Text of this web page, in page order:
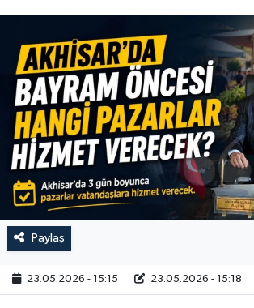
Paylaş
23.05.2026 - 15:15 23.05.2026 - 15:18
Duyurular
Teknoloji
Yerel Haber
Akhisar Emlak
Ülke
Etiketler
Tarım-Gıda
Sektörel
Röportaj
Dünya
Yaşam
Kadın